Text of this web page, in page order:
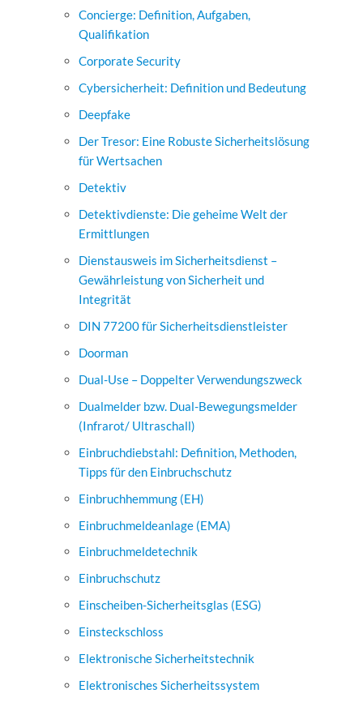
Concierge: Definition, Aufgaben,
Qualifikation
Corporate Security
Cybersicherheit: Definition und Bedeutung
Deepfake
Der Tresor: Eine Robuste Sicherheitslösung
für Wertsachen
Detektiv
Detektivdienste: Die geheime Welt der
Ermittlungen
Dienstausweis im Sicherheitsdienst –
Gewährleistung von Sicherheit und
Integrität
DIN 77200 für Sicherheitsdienstleister
Doorman
Dual-Use – Doppelter Verwendungszweck
Dualmelder bzw. Dual-Bewegungsmelder
(Infrarot/ Ultraschall)
Einbruchdiebstahl: Definition, Methoden,
Tipps für den Einbruchschutz
Einbruchhemmung (EH)
Einbruchmeldeanlage (EMA)
Einbruchmeldetechnik
Einbruchschutz
Einscheiben-Sicherheitsglas (ESG)
Einsteckschloss
Elektronische Sicherheitstechnik
Elektronisches Sicherheitssystem